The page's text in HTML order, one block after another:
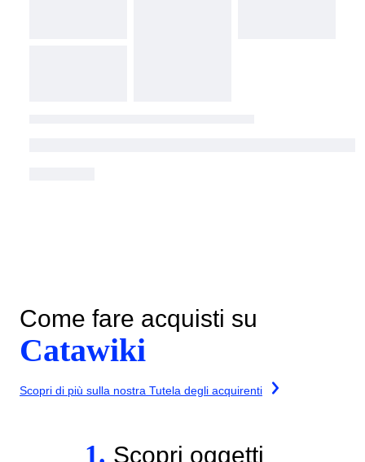
Come fare acquisti su
Catawiki
Scopri di più sulla nostra Tutela degli acquirenti
1. Scopri oggetti